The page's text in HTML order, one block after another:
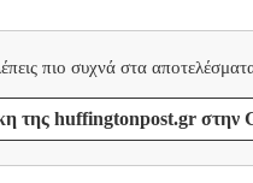
πιο συχνά στα
της huffingtonpost.gr στην